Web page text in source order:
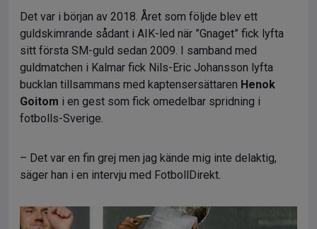
Det var i början av 2018. Året som följde blev ett
guldskimrande sådant i AIK-led när ”Gnaget” fick lyfta
sitt första SM-guld sedan 2009. I samband med
guldmatchen i Kalmar fick Nils-Eric Johansson lyfta
bucklan tillsammans med kaptensersättaren Henok
Goitom i en gest som fick omedelbar spridning i
fotbolls-Sverige.
– Det var en fin grej men jag kände mig inte delaktig,
säger han i en intervju med FotbollDirekt.